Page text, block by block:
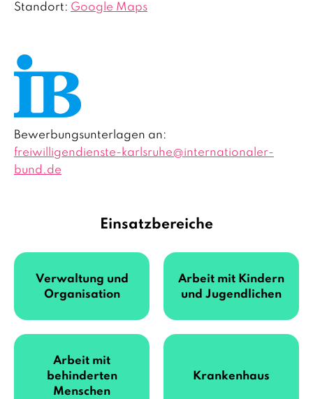
Standort: Google Maps
Bewerbungsunterlagen an:
freiwilligendienste-karlsruhe@internationaler-
bund.de
Einsatzbereiche
Verwaltung und
Organisation
Arbeit mit Kindern
und Jugendlichen
Arbeit mit
behinderten
Menschen
Krankenhaus